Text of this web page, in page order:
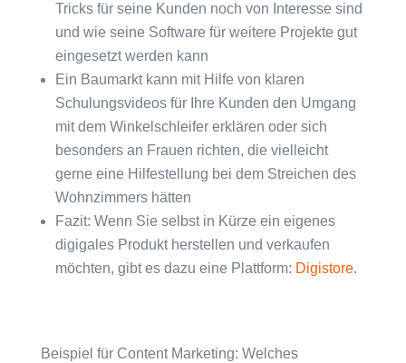
Tricks für seine Kunden noch von Interesse sind
und wie seine Software für weitere Projekte gut
eingesetzt werden kann
Ein Baumarkt kann mit Hilfe von klaren
Schulungsvideos für Ihre Kunden den Umgang
mit dem Winkelschleifer erklären oder sich
besonders an Frauen richten, die vielleicht
gerne eine Hilfestellung bei dem Streichen des
Wohnzimmers hätten
Fazit: Wenn Sie selbst in Kürze ein eigenes
digigales Produkt herstellen und verkaufen
möchten, gibt es dazu eine Plattform: Digistore.
Beispiel für Content Marketing: Welches